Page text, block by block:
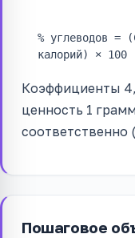
% углеводов =
калорий) × 100
Коэффициенты 4,
ценность 1
соответственно
Пошаговое